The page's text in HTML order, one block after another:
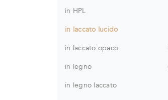
in HPL
in laccato lucido
in laccato opaco
in legno
in legno laccato